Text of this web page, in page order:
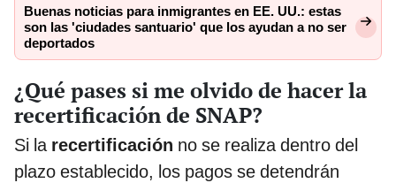
Buenas noticias para inmigrantes en EE. UU.: estas
son las 'ciudades santuario' que los ayudan a no ser
deportados
¿Qué pases si me olvido de hacer la
recertificación de SNAP?
Si la recertificación no se realiza dentro del
plazo establecido, los pagos se detendrán